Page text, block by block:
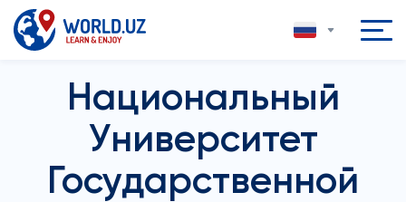
Национальный
Университет
Государственной